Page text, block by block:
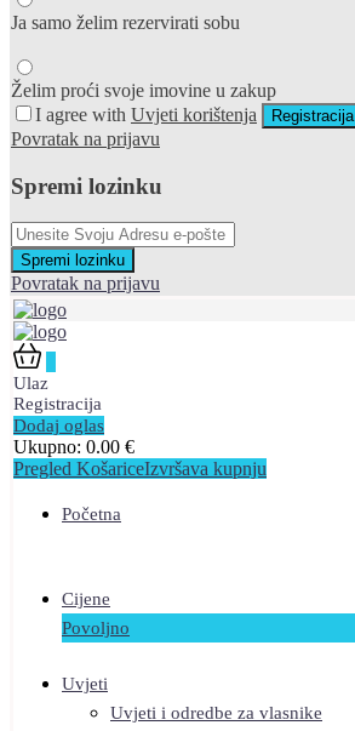
Ja samo želim rezervirati sobu
Želim proći svoje imovine u zakup
I agree with Uvjeti korištenja Registracija
Povratak na prijavu
Spremi lozinku
Spremi lozinku
Povratak na prijavu
Ulaz
Registracija
Dodaj oglas
Ukupno: 0.00 €
Pregled KošariceIzvršava kupnju
Početna
Cijene
Povoljno
Uvjeti
Uvjeti i odredbe za vlasnike